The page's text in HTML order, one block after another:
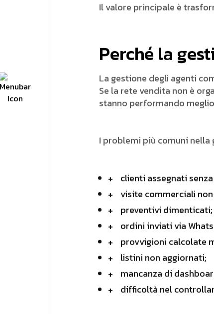
Il valore principale è
Perché la
La gestione degli agenti
Se la rete vendita non è
stanno performando
I problemi più comuni nella
clienti assegnati
visite commerciali
preventivi dimenticati;
ordini inviati via
provvigioni calcolate
listini non aggiornati;
mancanza di
difficoltà nel